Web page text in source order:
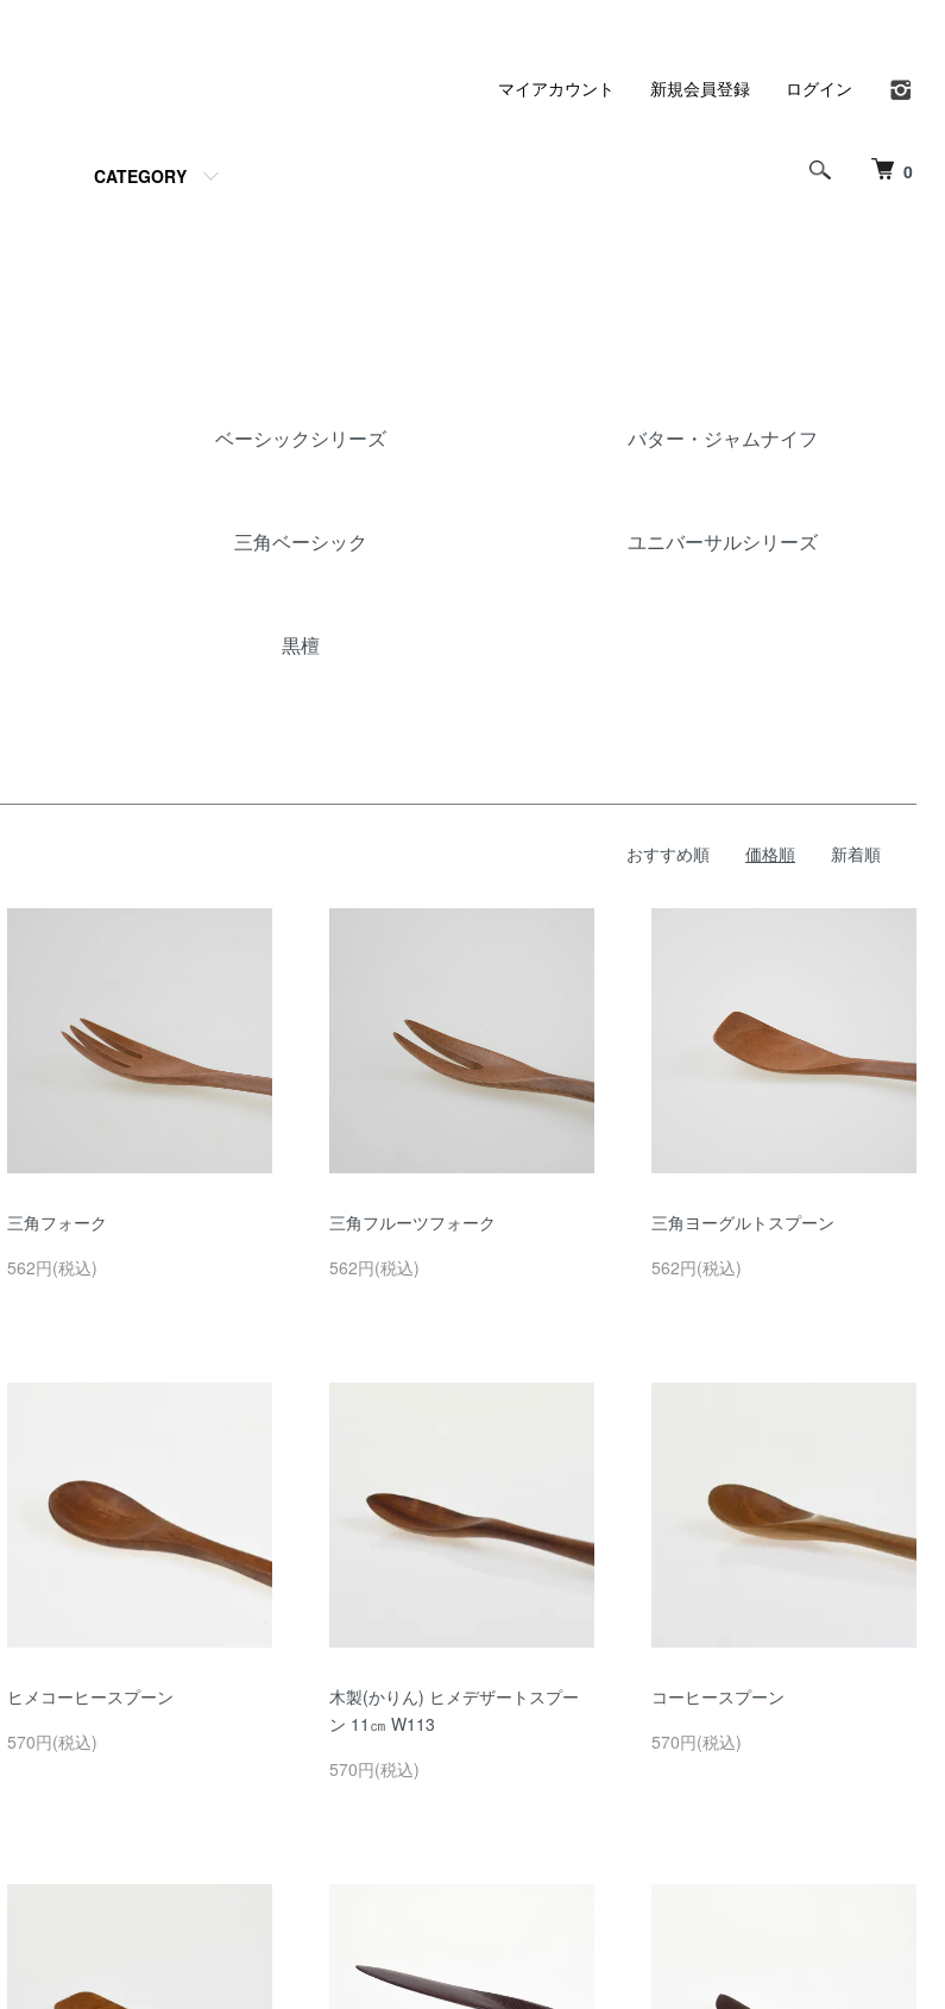
0
CATEGORY
マイアカウント 新規会員登録 ログイン
ベーシックシリーズ バター・ジャムナイフ
三角ベーシック ユニバーサルシリーズ
黒檀
おすすめ順 価格順 新着順
三角フォーク
562円(税込)
三角フルーツフォーク
562円(税込)
三角ヨーグルトスプーン
562円(税込)
ヒメコーヒースプーン
570円(税込)
木製(かりん) ヒメデザートスプー
ン 11㎝ W113
570円(税込)
コーヒースプーン
570円(税込)